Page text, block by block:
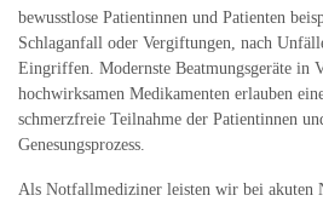
bewusstlose Patientinnen und Patienten
Schlaganfall oder Vergiftungen, nach
Eingriffen. Modernste Beatmungsgeräte in
hochwirksamen Medikamenten erlauben
schmerzfreie Teilnahme der Patientinnen
Genesungsprozess.
Als Notfallmediziner leisten wir bei